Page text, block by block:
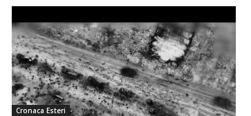
Cronaca Esteri